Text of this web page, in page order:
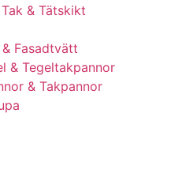
& Tätskikt
Fasadtvätt
& Tegeltakpannor
& Takpannor